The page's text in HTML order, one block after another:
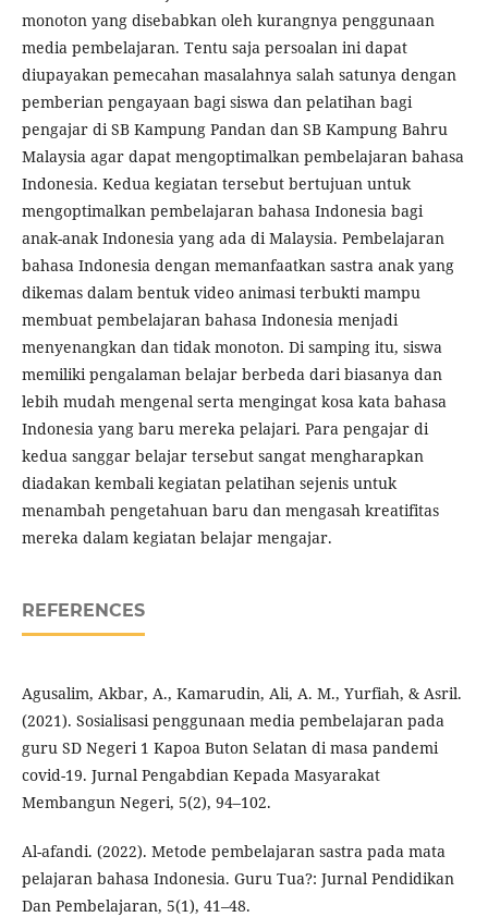
monoton yang disebabkan oleh kurangnya penggunaan
media pembelajaran. Tentu saja persoalan ini dapat
diupayakan pemecahan masalahnya salah satunya dengan
pemberian pengayaan bagi siswa dan pelatihan bagi
pengajar di SB Kampung Pandan dan SB Kampung Bahru
Malaysia agar dapat mengoptimalkan pembelajaran bahasa
Indonesia. Kedua kegiatan tersebut bertujuan untuk
mengoptimalkan pembelajaran bahasa Indonesia bagi
anak-anak Indonesia yang ada di Malaysia. Pembelajaran
bahasa Indonesia dengan memanfaatkan sastra anak yang
dikemas dalam bentuk video animasi terbukti mampu
membuat pembelajaran bahasa Indonesia menjadi
menyenangkan dan tidak monoton. Di samping itu, siswa
memiliki pengalaman belajar berbeda dari biasanya dan
lebih mudah mengenal serta mengingat kosa kata bahasa
Indonesia yang baru mereka pelajari. Para pengajar di
kedua sanggar belajar tersebut sangat mengharapkan
diadakan kembali kegiatan pelatihan sejenis untuk
menambah pengetahuan baru dan mengasah kreatifitas
mereka dalam kegiatan belajar mengajar.
REFERENCES
Agusalim, Akbar, A., Kamarudin, Ali, A. M., Yurfiah, & Asril.
(2021). Sosialisasi penggunaan media pembelajaran pada
guru SD Negeri 1 Kapoa Buton Selatan di masa pandemi
covid-19. Jurnal Pengabdian Kepada Masyarakat
Membangun Negeri, 5(2), 94–102.
Al-afandi. (2022). Metode pembelajaran sastra pada mata
pelajaran bahasa Indonesia. Guru Tua?: Jurnal Pendidikan
Dan Pembelajaran, 5(1), 41–48.